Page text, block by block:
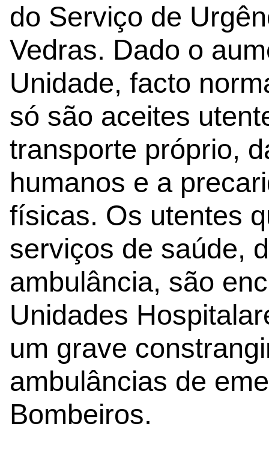
do Serviço de
Vedras. Dado o
Unidade, facto
só são aceites
transporte próprio,
humanos e a
físicas. Os utentes
serviços de saúde,
ambulância, são
Unidades
um grave
ambulâncias de
Bombeiros.